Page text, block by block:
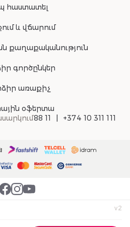
հաստատել
և վճարում
քաղաքականություն
գործընկեր
առաքիչ
օֆերտա
88 11 +374 10 311 111
v2